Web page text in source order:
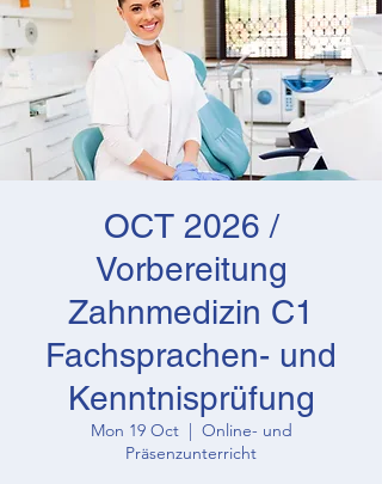
OCT 2026 /
Vorbereitung
Zahnmedizin C1
Fachsprachen- und
Kenntnisprüfung
Mon 19 Oct
  |
Online- und
Präsenzunterricht